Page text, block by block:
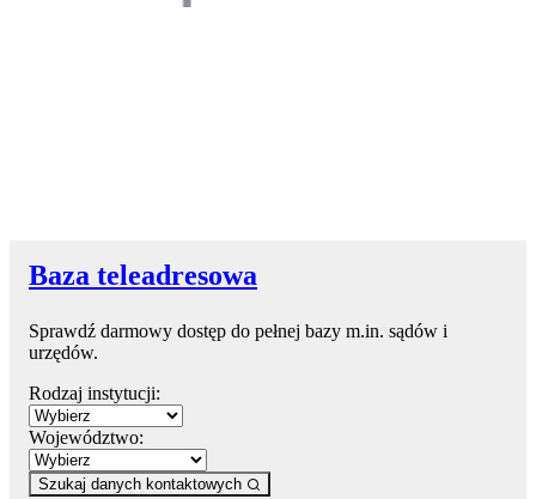
Baza teleadresowa
Sprawdź darmowy dostęp do pełnej bazy m.in. sądów i
urzędów.
Rodzaj instytucji:
Województwo:
Szukaj danych kontaktowych